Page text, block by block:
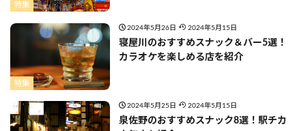
特集
特集
2024年5月26日 2024年5月15日
寝屋川のおすすめスナック＆バー5選！
カラオケを楽しめる店を紹介
2024年5月25日 2024年5月15日
泉佐野のおすすめスナック8選！駅チカ